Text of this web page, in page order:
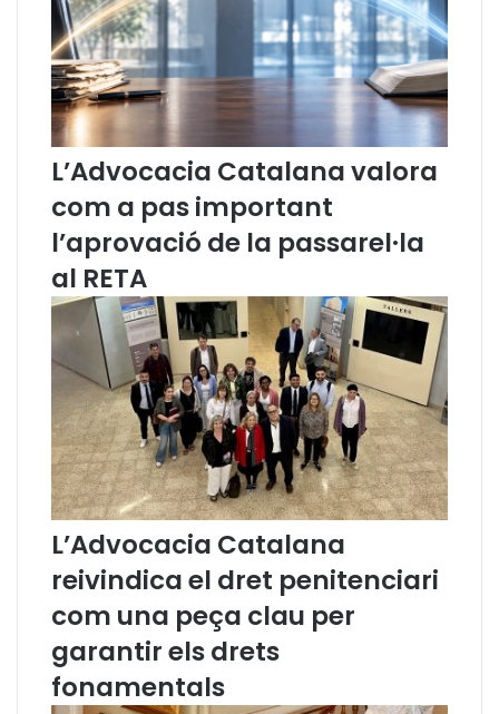
e
s
d
e
l
C
m
i
i
ó
e
L
l
e
n
g
u
a
'
o
t
u
b
L’Advocacia Catalana valora
com a pas important
l’aprovació de la passarel·la
al RETA
L’Advocacia Catalana
reivindica el dret penitenciari
com una peça clau per
garantir els drets
fonamentals